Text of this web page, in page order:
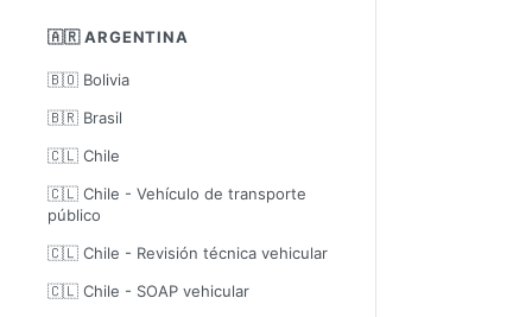
🇦🇷 ARGENTINA
🇧🇴 Bolivia
🇧🇷 Brasil
🇨🇱 Chile
🇨🇱 Chile - Vehículo de transporte
público
🇨🇱 Chile - Revisión técnica vehicular
🇨🇱 Chile - SOAP vehicular